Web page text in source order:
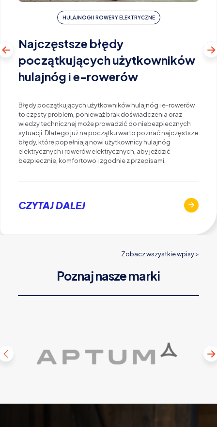
HULAJNOGI I ROWERY ELEKTRYCZNE
Najczęstsze błędy
początkujących użytkowników
hulajnóg i e-rowerów
Błędy początkujących użytkowników hulajnóg i e-rowerów
to częsty problem, ponieważ brak doświadczenia oraz
wiedzy technicznej może prowadzić do niebezpiecznych
sytuacji. Dlatego już na początku warto poznać najczęstsze
błędy, które popełniają nowi użytkownicy hulajnóg
elektrycznych i rowerów elektrycznych, aby jeździć
bezpiecznie, komfortowo i zgodnie z przepisami.
CZYTAJ DALEJ
Zobacz wszystkie wpisy >
Poznaj nasze marki